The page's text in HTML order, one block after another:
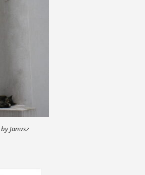
Janusz